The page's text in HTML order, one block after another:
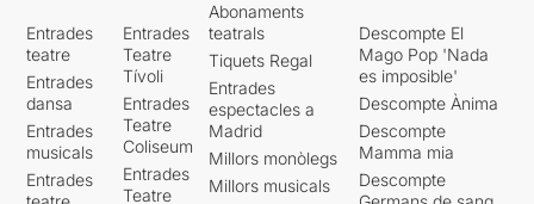
Entrades
teatre
Entrades
dansa
Entrades
musicals
Entrades
Entrades
Teatre
Tívoli
Entrades
Teatre
Coliseum
Entrades
Teatre
Abonaments
teatrals
Tiquets Regal
Entrades
espectacles a
Madrid
Millors monòlegs
Millors musicals
Descompte El
Mago Pop 'Nada
es imposible'
Descompte Ànima
Descompte
Mamma mia
Descompte